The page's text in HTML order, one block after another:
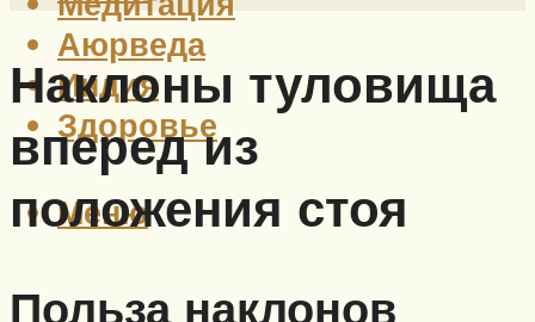
Аюрведа
Индия
Здоровье
Меню
Наклоны туловища
вперед из
положения стоя
Польза наклонов